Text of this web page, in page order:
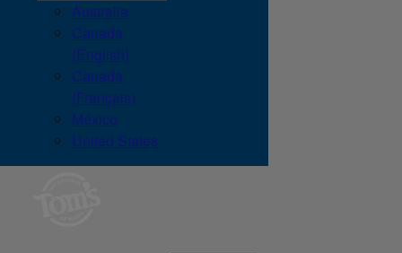
Australia
Canada
(English)
Canada
(Français)
México
United States